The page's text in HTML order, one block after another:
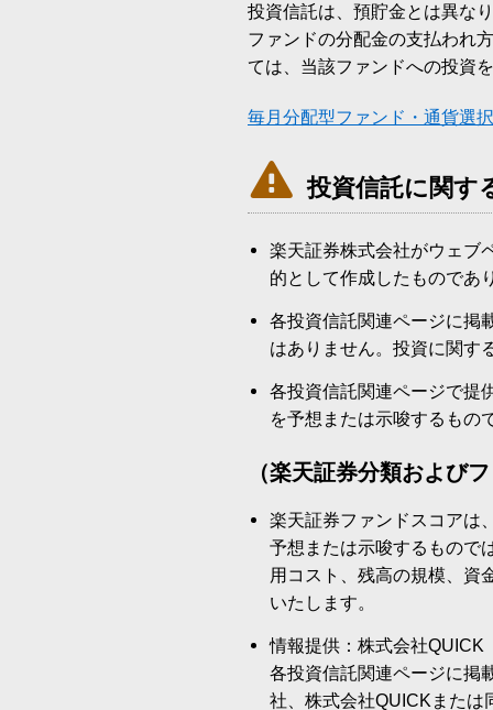
投資信託は、預貯金とは異な
ファンドの分配金の支払われ
ては、当該ファンドへの投資
毎月分配型ファンド・通貨選
 投資信託に関す
楽天証券株式会社がウェブ
的として作成したものであ
各投資信託関連ページに掲
はありません。投資に関す
各投資信託関連ページで提
を予想または示唆するもの
（楽天証券分類および
楽天証券ファンドスコアは
予想または示唆するもので
用コスト、残高の規模、資
いたします。
情報提供：株式会社QUICK
各投資信託関連ページに掲
社、株式会社QUICKまたは